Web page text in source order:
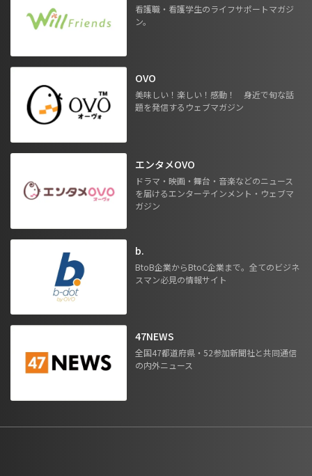
看護職・看護学生のライフサポートマガジ
ン。
OVO
美味しい！楽しい！感動！ 身近で旬な話
題を発信するウェブマガジン
エンタメOVO
ドラマ・映画・舞台・音楽などのニュース
を届けるエンターテインメント・ウェブマ
ガジン
b.
BtoB企業からBtoC企業まで。全てのビジネ
スマン必見の情報サイト
47NEWS
全国47都道府県・52参加新聞社と共同通信
の内外ニュース